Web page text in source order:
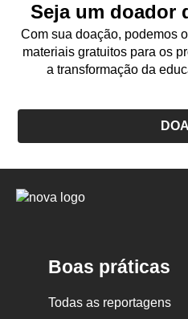
Seja um doador
Com sua doação, podemos
materiais gratuitos para os
a transformação da
Logo
Boas práticas
Todas as reportagens